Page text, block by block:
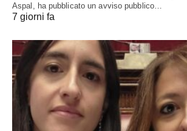
Aspal, ha pubblicato un avviso pubblico…
7 giorni fa